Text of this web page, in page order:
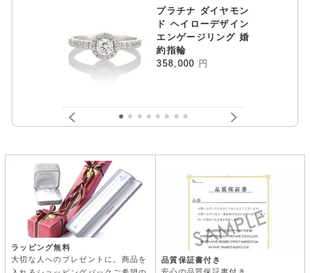
プラチナ ダイヤモン
ド ヘイローデザイン
エンゲージリング 婚
約指輪
358,000 円
ラッピング無料
大切な人へのプレゼントに。商品を
品質保証書付き